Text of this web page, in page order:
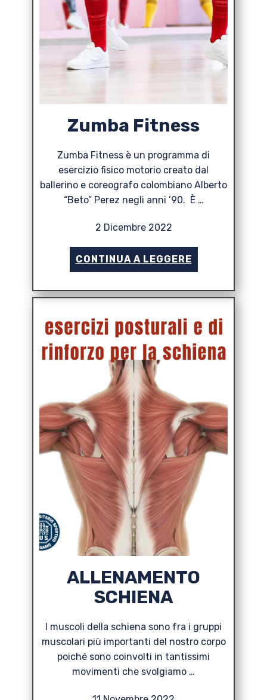
Zumba Fitness
Zumba Fitness è un programma di
esercizio fisico motorio creato dal
ballerino e coreografo colombiano Alberto
“Beto” Perez negli anni ’90. È …
2 Dicembre 2022
CONTINUA A LEGGERE
ALLENAMENTO
SCHIENA
I muscoli della schiena sono fra i gruppi
muscolari più importanti del nostro corpo
poiché sono coinvolti in tantissimi
movimenti che svolgiamo …